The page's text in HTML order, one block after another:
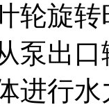
轮旋
泵出
进行